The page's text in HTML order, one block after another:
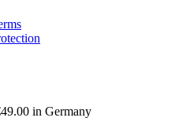
in Germany